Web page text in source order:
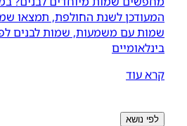
המעודכן לשנת החולפת, תמצאו
שמות עם משמעות, שמות לבנים
בינלאומיים
קרא עוד
לפי נושא